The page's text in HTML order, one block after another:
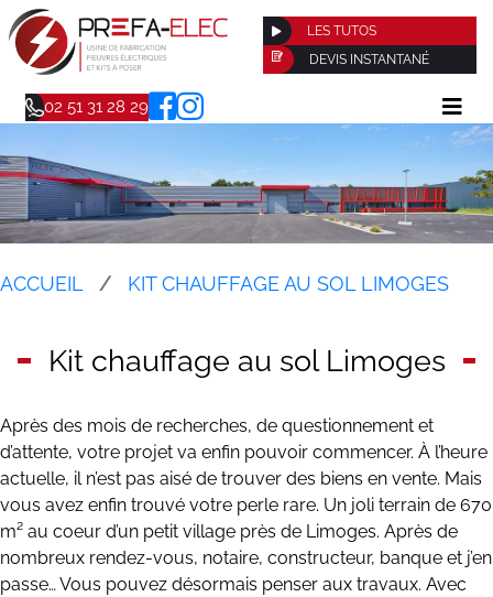
LES TUTOS
DEVIS INSTANTANÉ
02 51 31 28 29
ACCUEIL KIT CHAUFFAGE AU SOL LIMOGES
Kit chauffage au sol Limoges
Après des mois de recherches, de questionnement et
d’attente, votre projet va enfin pouvoir commencer. À l’heure
actuelle, il n’est pas aisé de trouver des biens en vente. Mais
vous avez enfin trouvé votre perle rare. Un joli terrain de 670
m² au coeur d’un petit village près de Limoges. Après de
nombreux rendez-vous, notaire, constructeur, banque et j’en
passe… Vous pouvez désormais penser aux travaux. Avec